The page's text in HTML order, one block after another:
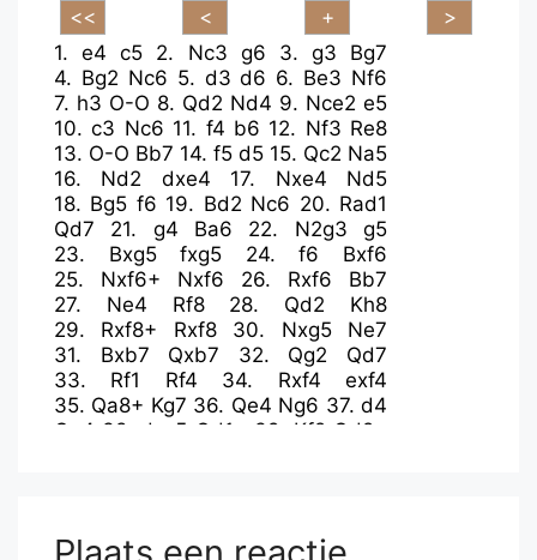
1.e4 c5 2. Nc3 g6 3. g3
Bg7
4. Bg2 Nc6 5. d3 d6 6. Be3 Nf6
7. h3 O-O 8. Qd2 Nd4 9. Nce2 e5
10.c3 Nc6 11. f4 b6 12. Nf3 Re8
13. O-O Bb7 14. f5 d5 15. Qc2 Na5
16. Nd2 dxe4 17. Nxe4
Nd5
18. Bg5 f6 19. Bd2 Nc6 20. Rad1
Qd7
21. g4 Ba6 22. N2g3
g5
23. Bxg5 fxg5 24.f6
Bxf6
25. Nxf6+ Nxf6 26. Rxf6
Bb7
27. Ne4 Rf8 28. Qd2
Kh8
29. Rxf8+ Rxf8 30. Nxg5
Ne7
31. Bxb7 Qxb7 32. Qg2
Qd7
33. Rf1 Rf4 34. Rxf4
exf4
35. Qa8+ Kg7 36. Qe4 Ng6 37.d4
Qa4 38. dxc5 Qd1+ 39. Kf2 Qd2+